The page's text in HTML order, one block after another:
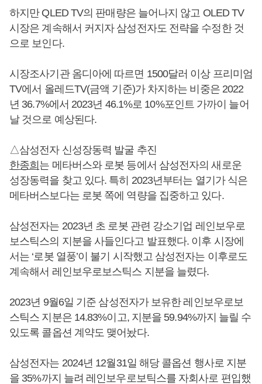
하지만 QLED TV의 판매량은 늘어나지 않고 OLED TV
시장은 계속해서 커지자 삼성전자도 전략을 수정한 것
으로 보인다.
시장조사기관 옴디아에 따르면 1500달러 이상 프리미엄
TV에서 올레드TV(금액 기준)가 차지하는 비중은 2022
년 36.7%에서 2023년 46.1%로 10%포인트 가까이 늘어
날 것으로 예상된다.
△삼성전자 신성장동력 발굴 추진
한종희는 메타버스와 로봇 등에서 삼성전자의 새로운
성장동력을 찾고 있다. 특히 2023년부터는 열기가 식은
메타버스보다는 로봇 쪽에 역량을 집중하고 있다.
삼성전자는 2023년 초 로봇 관련 강소기업 레인보우로
보스틱스의 지분을 사들인다고 발표했다. 이후 시장에
서는 ‘로봇 열풍’이 불기 시작했고 삼성전자는 이후로도
계속해서 레인보우로보스틱스 지분을 늘렸다.
2023년 9월6일 기준 삼성전자가 보유한 레인보우로보
스틱스 지분은 14.83%이고, 지분을 59.94%까지 늘릴 수
있도록 콜옵션 계약도 맺어놨다.
삼성전자는 2024년 12월31일 해당 콜옵션 행사로 지분
을 35%까지 늘려 레인보우로보틱스를 자회사로 편입했